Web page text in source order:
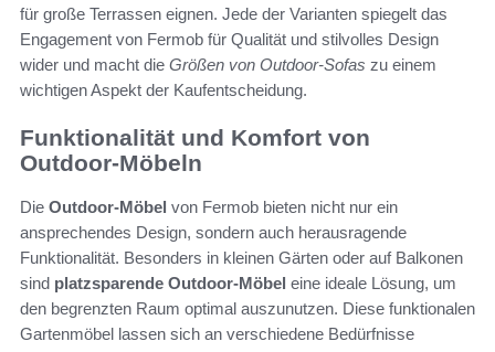
für große Terrassen eignen. Jede der Varianten spiegelt das
Engagement von Fermob für Qualität und stilvolles Design
wider und macht die Größen von Outdoor-Sofas zu einem
wichtigen Aspekt der Kaufentscheidung.
Funktionalität und Komfort von
Outdoor-Möbeln
Die Outdoor-Möbel von Fermob bieten nicht nur ein
ansprechendes Design, sondern auch herausragende
Funktionalität. Besonders in kleinen Gärten oder auf Balkonen
sind platzsparende Outdoor-Möbel eine ideale Lösung, um
den begrenzten Raum optimal auszunutzen. Diese funktionalen
Gartenmöbel lassen sich an verschiedene Bedürfnisse